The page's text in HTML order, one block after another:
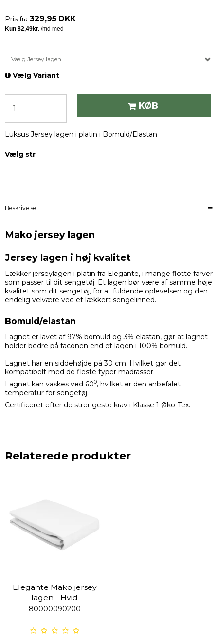
Pris fra 329,95 DKK
Vælg Jersey lagen
Vælg Variant
KØB
Luksus Jersey lagen i platin i Bomuld/Elastan
Vælg str
Beskrivelse
Mako jersey lagen
Jersey lagen i høj kvalitet
Lækker jerseylagen i platin fra Elegante, i mange flotte farver
som passer til dit sengetøj. Et lagen bør være af samme høje
kvalitet som dit sengetøj, for at fuldende oplevelsen og den
endelig velvære ved et lækkert sengelinned.
Bomuld/elastan
Lagnet er lavet af 97% bomuld og 3% elastan, gør at lagnet
holder bedre på faconen end et lagen i 100% bomuld.
Lagnet har en siddehøjde på 30 cm. Hvilket gør det
kompatibelt med de fleste typer madrasser.
Lagnet kan vaskes ved 600, hvilket er den anbefalet
temperatur for sengetøj.
Certificeret efter de strengeste krav i Klasse 1 Øko-Tex.
Relaterede produkter
Elegante Mako jersey
lagen - Hvid
80000090200